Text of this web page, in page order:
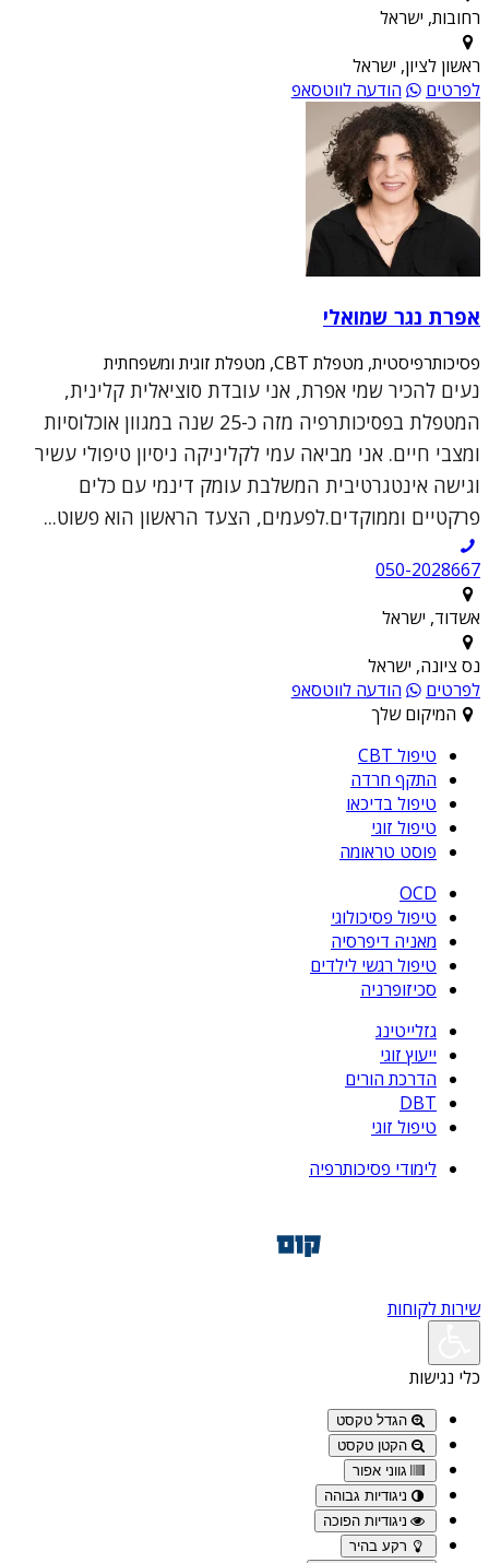
רחובות, ישראל
ראשון לציון, ישראל
לפרטים
הודעה לווטסאפ
אפרת נגר שמואלי
פסיכותרפיסטית, מטפלת CBT, מטפלת זוגית ומשפחתית
נעים להכיר שמי אפרת, אני עובדת סוציאלית קלינית,
המטפלת בפסיכותרפיה מזה כ-25 שנה במגוון אוכלוסיות
ומצבי חיים. אני מביאה עמי לקליניקה ניסיון טיפולי עשיר
וגישה אינטגרטיבית המשלבת עומק דינמי עם כלים
פרקטיים וממוקדים.לפעמים, הצעד הראשון הוא פשוט...
050-2028667
אשדוד, ישראל
נס ציונה, ישראל
לפרטים
הודעה לווטסאפ
המיקום שלך
טיפול CBT
התקף חרדה
טיפול בדיכאו
טיפול זוגי
פוסט טראומה
OCD
טיפול פסיכולוגי
מאניה דיפרסיה
טיפול רגשי לילדים
סכיזופרניה
גזלייטינג
ייעוץ זוגי
הדרכת הורים
DBT
טיפול זוגי
לימודי פסיכותרפיה
שירות לקוחות
כלי נגישות
הגדל טקסט
הקטן טקסט
גווני אפור
ניגודיות גבוהה
ניגודיות הפוכה
רקע בהיר